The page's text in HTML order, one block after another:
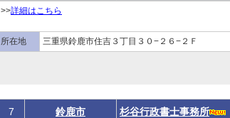
>>詳細はこちら
所在地 三重県鈴鹿市住吉３丁目３０−２６−２Ｆ
7 鈴鹿市 杉谷行政書士事務所